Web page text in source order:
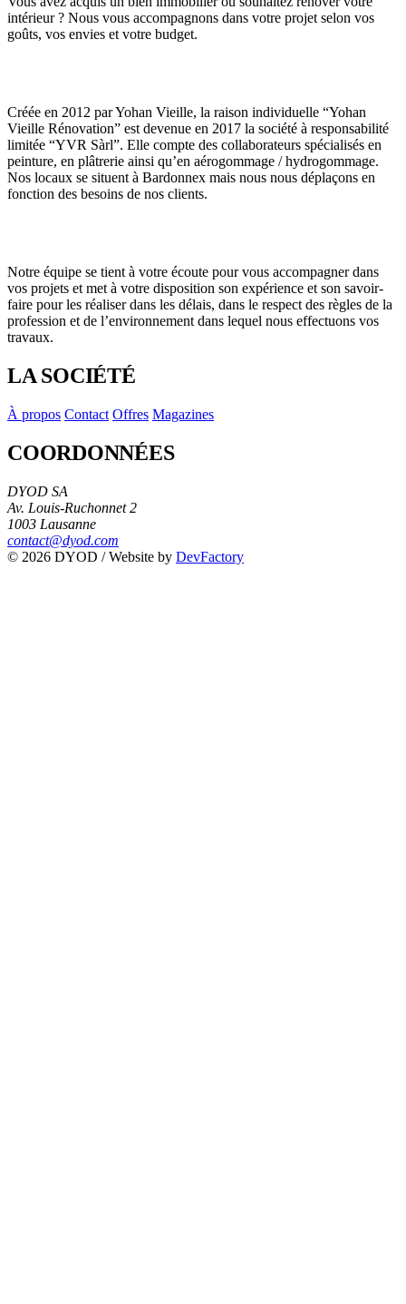
intérieur ? Nous vous accompagnons dans votre projet selon vos
goûts, vos envies et votre budget.
Créée en 2012 par Yohan Vieille, la raison individuelle “Yohan
Vieille Rénovation” est devenue en 2017 la société à responsabilité
limitée “YVR Sàrl”. Elle compte des collaborateurs spécialisés en
peinture, en plâtrerie ainsi qu’en aérogommage / hydrogommage.
Nos locaux se situent à Bardonnex mais nous nous déplaçons en
fonction des besoins de nos clients.
Notre équipe se tient à votre écoute pour vous accompagner dans
vos projets et met à votre disposition son expérience et son savoir-
faire pour les réaliser dans les délais, dans le respect des règles de la
profession et de l’environnement dans lequel nous effectuons vos
travaux.
LA SOCIÉTÉ
À propos Contact Offres Magazines
COORDONNÉES
DYOD SA
Av. Louis-Ruchonnet 2
1003 Lausanne
contact@dyod.com
© 2026 DYOD / Website by DevFactory